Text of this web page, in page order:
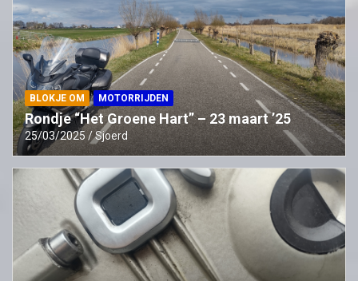
BLOKJE OM MOTORRIJDEN
Rondje “Het Groene Hart” – 23 maart ’25
25/03/2025 Sjoerd